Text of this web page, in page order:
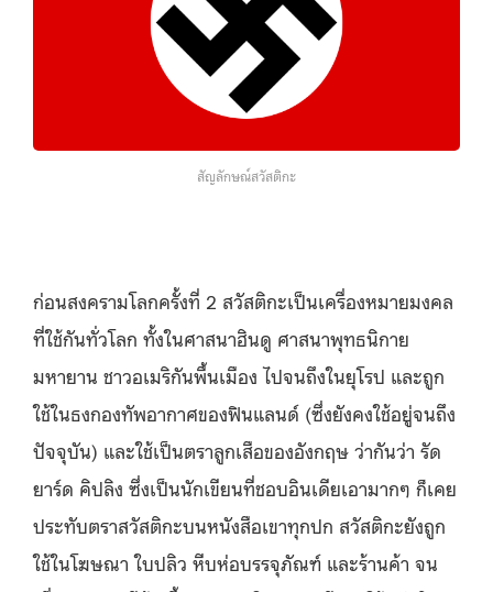
สัญลักษณ์สวัสติกะ
ก่อนสงครามโลกครั้งที่ 2 สวัสติกะเป็นเครื่องหมายมงคล
ที่ใช้กันทั่วโลก ทั้งในศาสนาฮินดู ศาสนาพุทธนิกาย
มหายาน ชาวอเมริกันพื้นเมือง ไปจนถึงในยุโรป และถูก
ใช้ในธงกองทัพอากาศของฟินแลนด์ (ซึ่งยังคงใช้อยู่จนถึง
ปัจจุบัน) และใช้เป็นตราลูกเสือของอังกฤษ ว่ากันว่า รัด
ยาร์ด คิปลิง ซึ่งเป็นนักเขียนที่ชอบอินเดียเอามากๆ ก็เคย
ประทับตราสวัสติกะบนหนังสือเขาทุกปก สวัสติกะยังถูก
ใช้ในโฆษณา ใบปลิว หีบห่อบรรจุภัณฑ์ และร้านค้า จน